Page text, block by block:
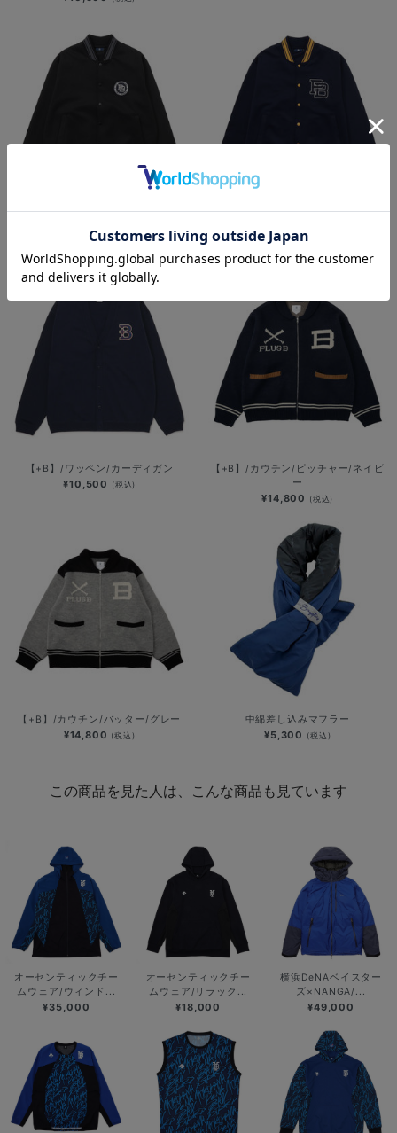
ルロゴ
¥10,500
【+B】/ワッペン/カーディガン
¥10,500 (税込)
【+B】/カウチン/ピッチャー/ネイビ
ー
¥14,800 (税込)
【+B】/カウチン/バッター/グレー
¥14,800 (税込)
中綿差し込みマフラー
¥5,300 (税込)
この商品を見た人は、こんな商品も見ています
オーセンティックチー
ムウェア/ウィンド...
¥35,000
オーセンティックチー
ムウェア/リラック...
¥18,000
横浜DeNAベイスター
ズ×NANGA/...
¥49,000